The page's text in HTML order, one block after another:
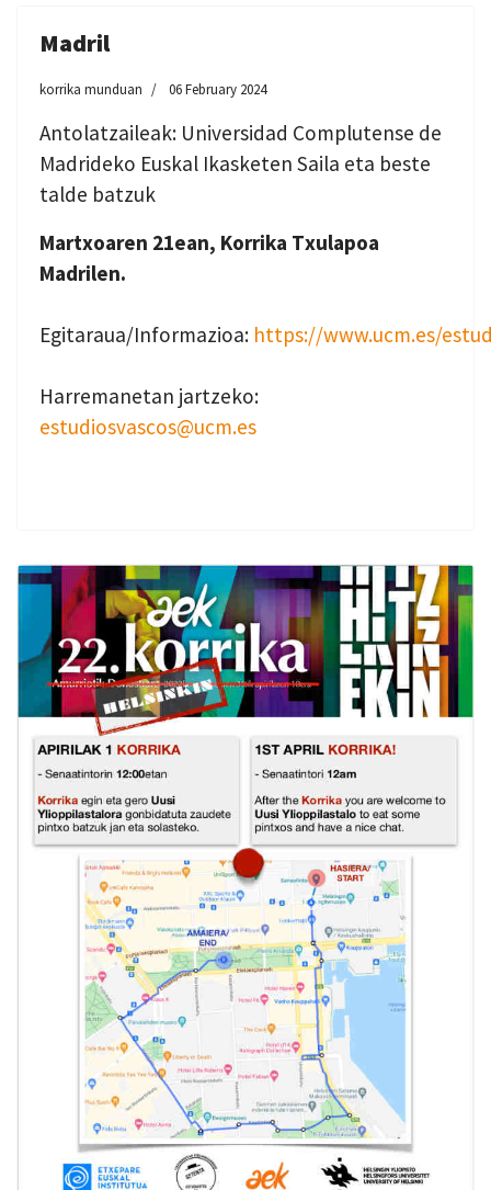
Madril
korrika munduan 06 February 2024
Antolatzaileak: Universidad Complutense de
Madrideko Euskal Ikasketen Saila eta beste
talde batzuk
Martxoaren 21ean, Korrika Txulapoa
Madrilen.
Egitaraua/Informazioa: https://www.ucm.es/
Harremanetan jartzeko:
estudiosvascos@ucm.es